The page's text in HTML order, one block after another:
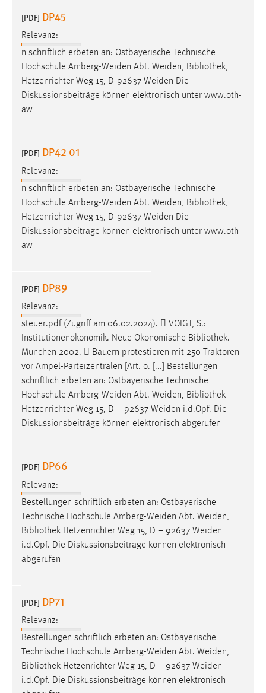
[PDF] DP45
Relevanz:
n schriftlich erbeten an: Ostbayerische Technische
Hochschule Amberg-Weiden Abt. Weiden, Bibliothek,
Hetzenrichter Weg 15, D-92637 Weiden Die
Diskussionsbeiträge können elektronisch unter www.oth-
aw
[PDF] DP42 01
Relevanz:
n schriftlich erbeten an: Ostbayerische Technische
Hochschule Amberg-Weiden Abt. Weiden, Bibliothek,
Hetzenrichter Weg 15, D-92637 Weiden Die
Diskussionsbeiträge können elektronisch unter www.oth-
aw
[PDF] DP89
Relevanz:
steuer.pdf (Zugriff am 06.02.2024).  VOIGT, S.:
Institutionenökonomik. Neue Ökonomische Bibliothek.
München 2002.  Bauern protestieren mit 250 Traktoren
vor Ampel-Parteizentralen [Art. o. [...] Bestellungen
schriftlich erbeten an: Ostbayerische Technische
Hochschule Amberg-Weiden Abt. Weiden, Bibliothek
Hetzenrichter Weg 15, D – 92637 Weiden i.d.Opf. Die
Diskussionsbeiträge können elektronisch abgerufen
[PDF] DP66
Relevanz:
Bestellungen schriftlich erbeten an: Ostbayerische
Technische Hochschule Amberg-Weiden Abt. Weiden,
Bibliothek Hetzenrichter Weg 15, D – 92637 Weiden
i.d.Opf. Die Diskussionsbeiträge können elektronisch
abgerufen
[PDF] DP71
Relevanz:
Bestellungen schriftlich erbeten an: Ostbayerische
Technische Hochschule Amberg-Weiden Abt. Weiden,
Bibliothek Hetzenrichter Weg 15, D – 92637 Weiden
i.d.Opf. Die Diskussionsbeiträge können elektronisch